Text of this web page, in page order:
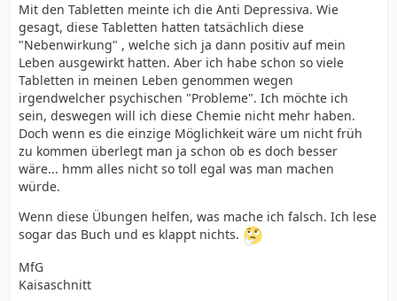
Mit den Tabletten meinte ich die Anti Depressiva. Wie
gesagt, diese Tabletten hatten tatsächlich diese
"Nebenwirkung" , welche sich ja dann positiv auf mein
Leben ausgewirkt hatten. Aber ich habe schon so viele
Tabletten in meinen Leben genommen wegen
irgendwelcher psychischen "Probleme". Ich möchte ich
sein, deswegen will ich diese Chemie nicht mehr haben.
Doch wenn es die einzige Möglichkeit wäre um nicht früh
zu kommen überlegt man ja schon ob es doch besser
wäre... hmm alles nicht so toll egal was man machen
würde.
Wenn diese Übungen helfen, was mache ich falsch. Ich lese
sogar das Buch und es klappt nichts.
MfG
Kaisaschnitt